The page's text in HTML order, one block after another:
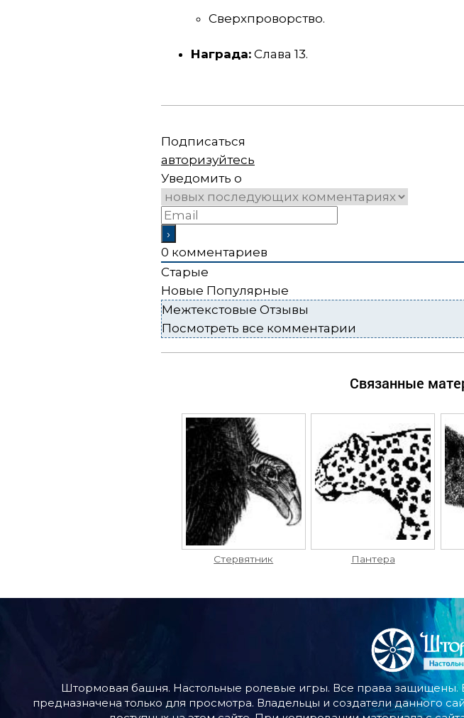
Сверхпроворство.
Награда:Слава 13.
Подписаться
авторизуйтесь
Уведомить о
0 комментариев
Старые
Новые Популярные
Межтекстовые Отзывы
Посмотреть все комментарии
Связанные
Стервятник Пантера
Штормовая башня. Настольные ролевые игры. Все права защищены.
предназначена только для просмотра. Владельцы и создатели данного